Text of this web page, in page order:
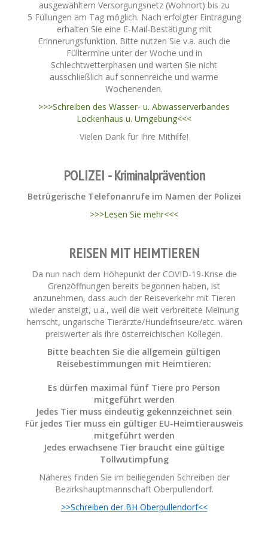
ausgewähltem Versorgungsnetz (Wohnort) bis zu
5 Füllungen am Tag möglich. Nach erfolgter Eintragung
erhalten Sie eine E-Mail-Bestätigung mit
Erinnerungsfunktion. Bitte nutzen Sie v.a. auch die
Fülltermine unter der Woche und in
Schlechtwetterphasen und warten Sie nicht
ausschließlich auf sonnenreiche und warme
Wochenenden.
>>>Schreiben des Wasser- u. Abwasserverbandes
Lockenhaus u. Umgebung<<<
Vielen Dank für Ihre Mithilfe!
POLIZEI - Kriminalprävention
Betrügerische Telefonanrufe im Namen der Polizei
>>>Lesen Sie mehr<<<
REISEN MIT HEIMTIEREN
Da nun nach dem Höhepunkt der COVID-19-Krise die
Grenzöffnungen bereits begonnen haben, ist
anzunehmen, dass auch der Reiseverkehr mit Tieren
wieder ansteigt, u.a., weil die weit verbreitete Meinung
herrscht, ungarische Tierärzte/Hundefriseure/etc. wären
preiswerter als ihre österreichischen Kollegen.
Bitte beachten Sie die allgemein gültigen
Reisebestimmungen mit Heimtieren:
Es dürfen maximal fünf Tiere pro Person
mitgeführt werden
Jedes Tier muss eindeutig gekennzeichnet sein
Für jedes Tier muss ein gültiger EU-Heimtierausweis
mitgeführt werden
Jedes erwachsene Tier braucht eine gültige
Tollwutimpfung
Näheres finden Sie im beiliegenden Schreiben der
Bezirkshauptmannschaft Oberpullendorf.
>>Schreiben der BH Oberpullendorf<<